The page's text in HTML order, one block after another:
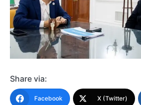
Share via:
Facebook X (Twitter)